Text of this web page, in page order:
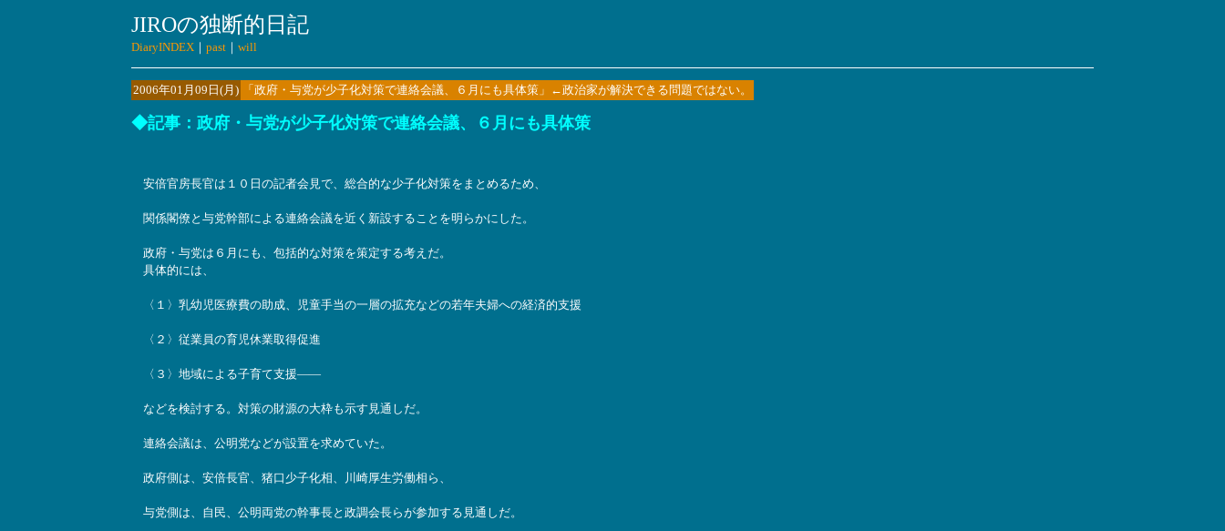
JIROの独断的日記
DiaryINDEX ｜ past ｜ will
2006年01月09日(月) 「政府・与党が少子化対策で連絡会議、６月にも具体策」←政治家が解決できる問題ではない。
◆記事：政府・与党が少子化対策で連絡会議、６月にも具体策
安倍官房長官は１０日の記者会見で、総合的な少子化対策をまとめるため、
関係閣僚と与党幹部による連絡会議を近く新設することを明らかにした。
政府・与党は６月にも、包括的な対策を策定する考えだ。
具体的には、
〈１〉乳幼児医療費の助成、児童手当の一層の拡充などの若年夫婦への経済的支援
〈２〉従業員の育児休業取得促進
〈３〉地域による子育て支援――
などを検討する。対策の財源の大枠も示す見通しだ。
連絡会議は、公明党などが設置を求めていた。
政府側は、安倍長官、猪口少子化相、川崎厚生労働相ら、
与党側は、自民、公明両党の幹事長と政調会長らが参加する見通しだ。